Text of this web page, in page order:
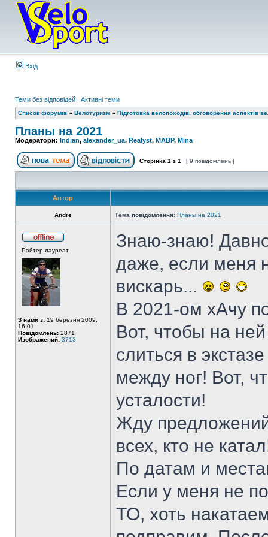
Вхід
Теми без відповідей | Активні теми
Список форумів » Велотуризм » Підготовка велопоходів, обговорення аспектів
Планы на 2021
Модератори: Indian, alexander_ua, Realyst, MABP, Mina
Сторінка 1 з 1 [ 9 повідомлень ]
Автор
Andre Тема повідомлення: Планы на 2021
Райтер-лауреат
З нами з: 19 березня 2009,
16:01
Повідомлень: 2871
Изображений: 3713
Знаю-знаю!
даже, если меня
вискарь...
В 2021-ом хАчу
Вот, чтобы на
слиться в
между ног! Вот,
усталости!
Жду
всех, кто не
По датам и
Если у меня не
ТО, хоть